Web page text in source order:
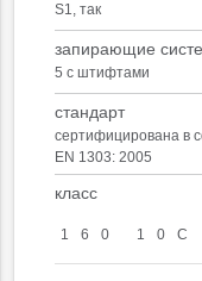
S1, так
запирающие
5 с штифтами
стандарт
сертифицирована в
EN 1303: 2005
класс
1 6 0 1 0 С